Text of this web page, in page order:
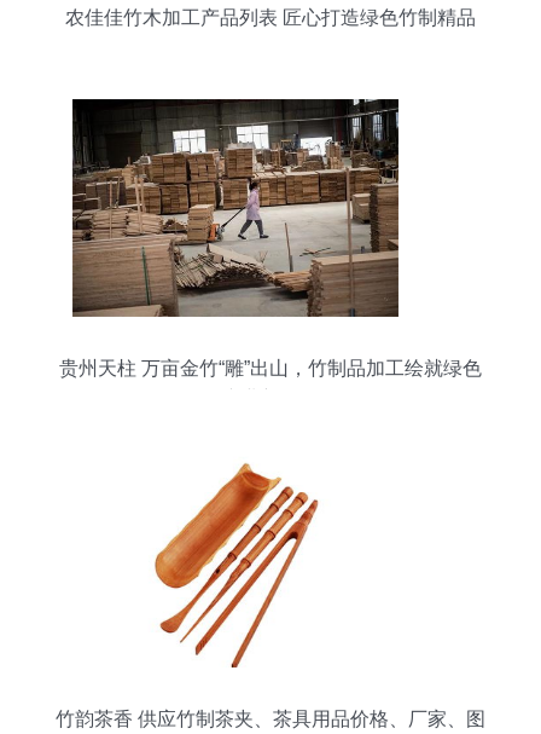
农佳佳竹木加工产品列表 匠心打造绿色竹制精品
贵州天柱 万亩金竹“雕”出山，竹制品加工绘就绿色
竹韵茶香 供应竹制茶夹、茶具用品价格、厂家、图